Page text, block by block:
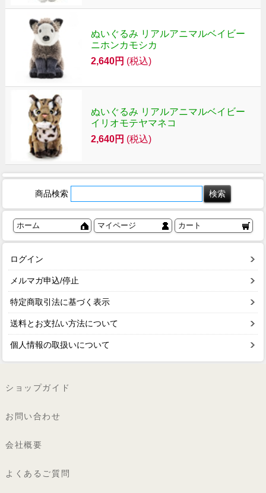
ぬいぐるみ リアルアニマルベイビー
ニホンカモシカ
2,640円 (税込)
ぬいぐるみ リアルアニマルベイビー
イリオモテヤマネコ
2,640円 (税込)
商品検索
ホーム マイページ カート
ログイン
メルマガ申込/停止
特定商取引法に基づく表示
送料とお支払い方法について
個人情報の取扱いについて
ショップガイド
お問い合わせ
会社概要
よくあるご質問